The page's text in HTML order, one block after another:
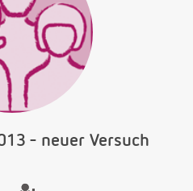
- neuer Versuch